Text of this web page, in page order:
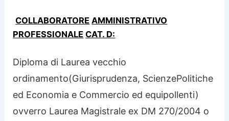
COLLABORATORE AMMINISTRATIVO
PROFESSIONALE CAT. D:
Diploma di Laurea vecchio
ordinamento(Giurisprudenza, ScienzePolitiche
ed Economia e Commercio ed equipollenti)
ovverro Laurea Magistrale ex DM 270/2004 o